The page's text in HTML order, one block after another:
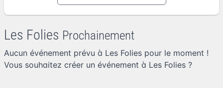
Les Folies Prochainement
Aucun événement prévu à Les Folies pour le moment !
Vous souhaitez créer un événement à Les Folies ?